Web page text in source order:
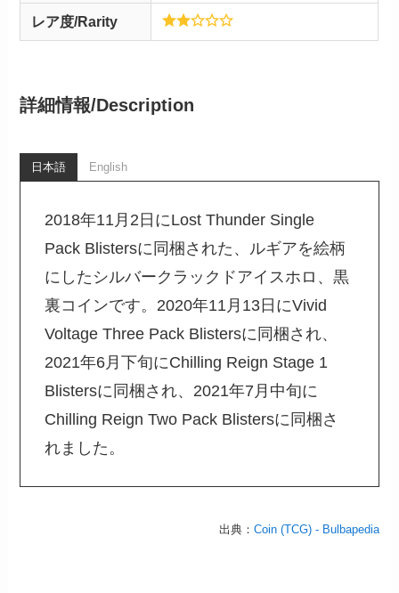
レア度/Rarity
詳細情報/Description
日本語 English
2018年11月2日にLost Thunder Single
Pack Blistersに同梱された、ルギアを絵柄
にしたシルバークラックドアイスホロ、黒
裏コインです。2020年11月13日にVivid
Voltage Three Pack Blistersに同梱され、
2021年6月下旬にChilling Reign Stage 1
Blistersに同梱され、2021年7月中旬に
Chilling Reign Two Pack Blistersに同梱さ
れました。
出典： Coin (TCG) - Bulbapedia